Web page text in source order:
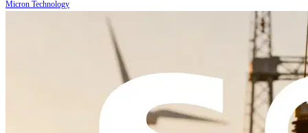
Micron Technology